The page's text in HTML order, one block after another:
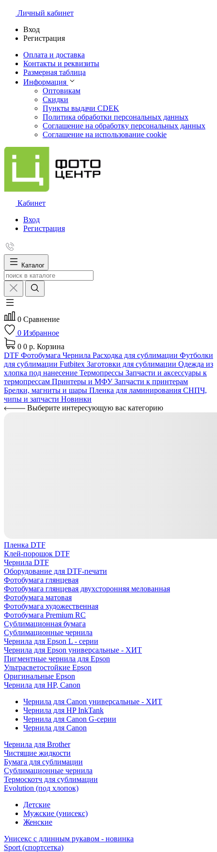
Личный кабинет
Вход
Регистрация
Оплата и доставка
Контакты и реквизиты
Размерная таблица
Информация
Оптовикам
Скидки
Пункты выдачи CDEK
Политика обработки персональных данных
Соглашение на обработку персональных данных
Соглашение на использование cookie
Кабинет
Вход
Регистрация
Каталог
0 Сравнение
0 Избранное
0 0 р. Корзина
DTF Фотобумага Чернила Расходка для сублимации Футболки
для сублимации Futbitex Заготовки для сублимации Одежда из
хлопка под нанесение Термопрессы Запчасти и аксессуары к
термопрессам Принтеры и МФУЗапчасти к принтерам
Брелки, магниты и шары Пленка для ламинирования СНПЧ,
чипы и запчасти Новинки
Выберите интересующую вас категорию
Пленка DTF
Клей-порошок DTF
Чернила DTF
Оборудование для DTF-печати
Фотобумага глянцевая
Фотобумага глянцевая двухсторонняя мелованная
Фотобумага матовая
Фотобумага художественная
Фотобумага Premium RC
Сублимационная бумага
Сублимационные чернила
Чернила для Epson L - серии
Чернила для Epson универсальные - ХИТ
Пигментные чернила для Epson
Ультрасветостойкие Epson
Оригинальные Epson
Чернила для HP, Canon
Чернила для Canon универсальные - ХИТ
Чернила для HP InkTank
Чернила для Canon G-серии
Чернила для Canon
Чернила для Brother
Чистящие жидкости
Бумага для сублимации
Сублимационные чернила
Термоскотч для сублимации
Evolution (под хлопок)
Детские
Мужские (унисекс)
Женские
Унисекс с длинным рукавом - новинка
Sport (спортсетка)